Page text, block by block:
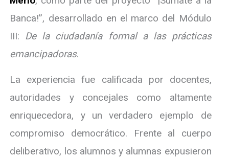
Banca!”, desarrollado en el marco del Módulo
III: De la ciudadanía formal a las prácticas
emancipadoras.
La experiencia fue calificada por docentes,
autoridades y concejales como altamente
enriquecedora, y un verdadero ejemplo de
compromiso democrático. Frente al cuerpo
deliberativo, los alumnos y alumnas expusieron